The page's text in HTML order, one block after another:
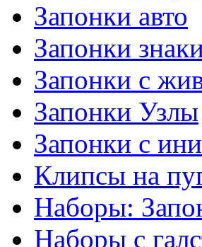
Запонки авто
Запонки
Запонки с
Запонки Узлы
Запонки с
Клипсы на
Наборы:
Наборы с